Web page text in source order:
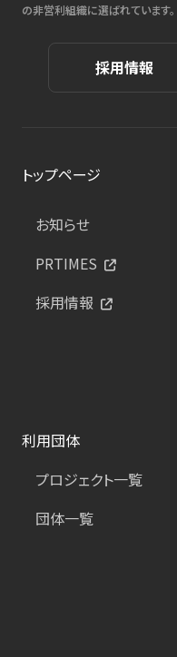
の非営利組織に選ばれています。
採用情報
トップページ
お知らせ
PRTIMES
採用情報
利用団体
プロジェクト一覧
団体一覧